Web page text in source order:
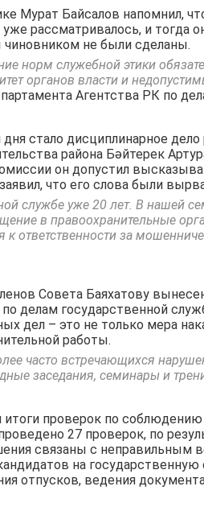
Мурат Байсалов напомнил,
рассматривалось, и тогда
не были сделаны.
норм служебной этики
органов власти и
Агентства РК по
стало дисциплинарное дело
района Бәйтерек
он допустил
что его слова были
службе уже 20 лет. В нашей
в правоохранительные
к ответственности за
Совета Баяхатову
делам государственной
дел – это не только мера
работы.
часто встречающихся
заседания, семинары и
итоги проверок по
27 проверок, по
связаны с неправильным
на
отпусков, ведения